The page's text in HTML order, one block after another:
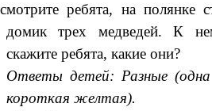
ребята, на полянке
домик трех медведей. К
скажите ребята, какие они?
Ответы детей: Разные
короткая желтая).